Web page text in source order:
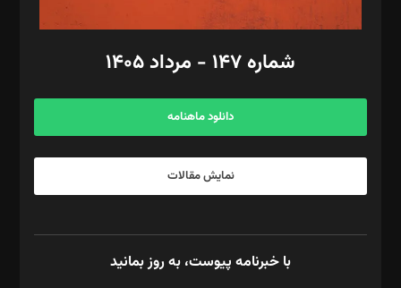
امور مالی: شاپور رهبری، محمد‌ کاظمی‌نیا
آگهی و مشترکین: ۰۹۱۹۹۹۹۰۴۵۴
شماره ۱۴۷ - مرداد ۱۴۰۵
دانلود ماهنامه
نمایش مقالات
با خبرنامه پیوست، به روز بمانید